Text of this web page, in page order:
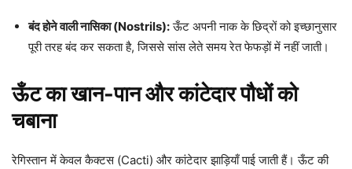
बंद होने वाली नासिका (Nostrils):ऊँट अपनी नाक के छिद्रों को इच्छानुसार
पूरी तरह बंद कर सकता है, जिससे सांस लेते समय रेत फेफड़ों में नहीं जाती।
ऊँट का खान-पान और कांटेदार पौधों को
चबाना
रेगिस्तान में केवल कैक्टस (Cacti) और कांटेदार झाड़ियाँ पाई जाती हैं। ऊँट की